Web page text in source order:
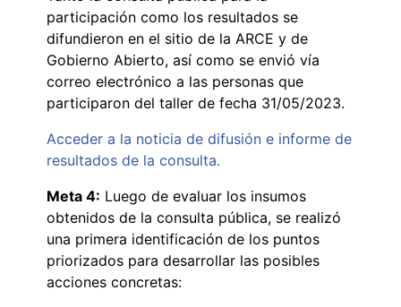
participación como los resultados se
difundieron en el sitio de la ARCE y de
Gobierno Abierto, así como se envió vía
correo electrónico a las personas que
participaron del taller de fecha 31/05/2023.
Acceder a la noticia de difusión e informe de
resultados de la consulta.
Meta 4: Luego de evaluar los insumos
obtenidos de la consulta pública, se realizó
una primera identificación de los puntos
priorizados para desarrollar las posibles
acciones concretas: